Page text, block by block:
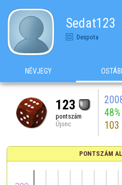
Sedat123
Despota
NÉVJEGY
123
pontszám
Újonc
48%
103
PONTSZÁM